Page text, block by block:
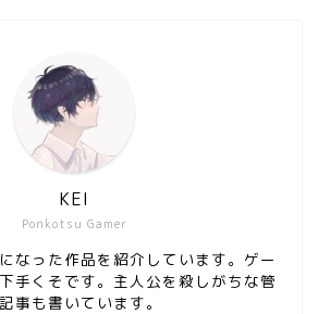
Ponkotsu Gamer
KEI
なった作品を紹介しています。ゲー
手くそです。主人公を殺しがちな管
事も書いています。